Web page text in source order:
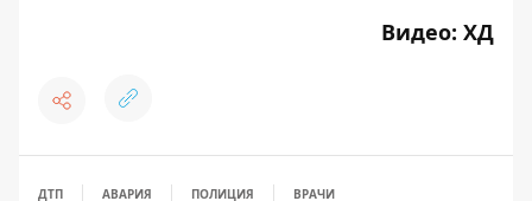
Видео: ХД
ДТП АВАРИЯ ПОЛИЦИЯ ВРАЧИ